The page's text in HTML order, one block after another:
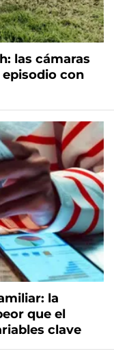
las cámaras
con
la
que el
clave